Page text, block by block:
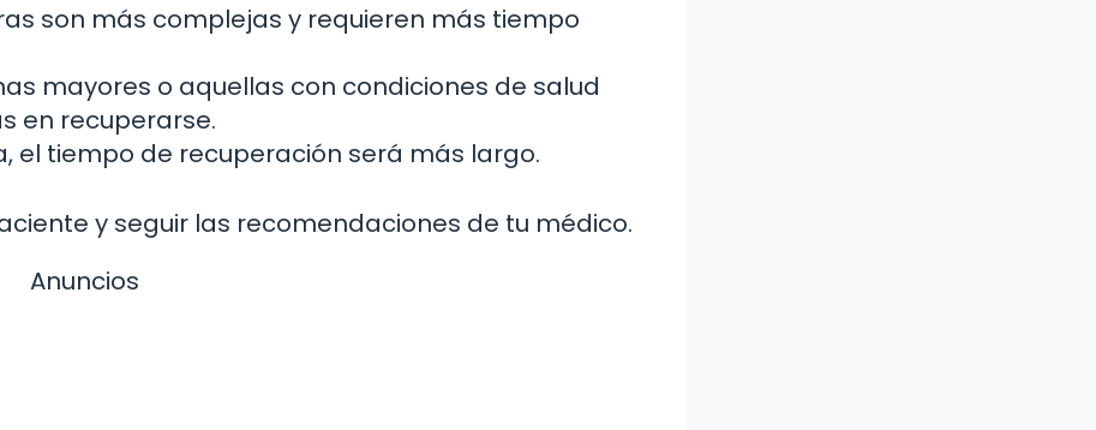
son más complejas y requieren más tiempo
mayores o aquellas con condiciones de salud
en recuperarse.
el tiempo de recuperación será más largo.
y seguir las recomendaciones de tu médico.
Anuncios